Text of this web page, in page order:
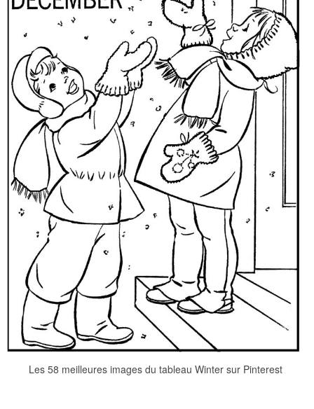
Les 58 meilleures images du tableau Winter sur Pinterest